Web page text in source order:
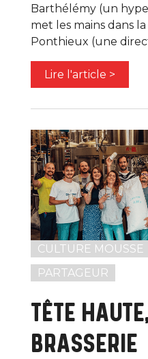
Barthélémy (un
met les mains dans
Ponthieux (une
Lire l'article >
CULTURE MOUSSE
PARTAGEUR
TÊTE
BRASSERIE